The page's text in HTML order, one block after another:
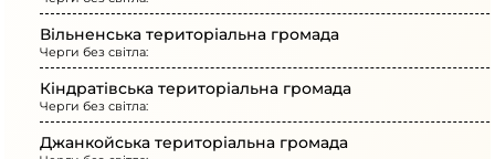
Вільненська територіальна громада
Черги без світла:
Кіндратівська територіальна громада
Черги без світла:
Джанкойська територіальна громада